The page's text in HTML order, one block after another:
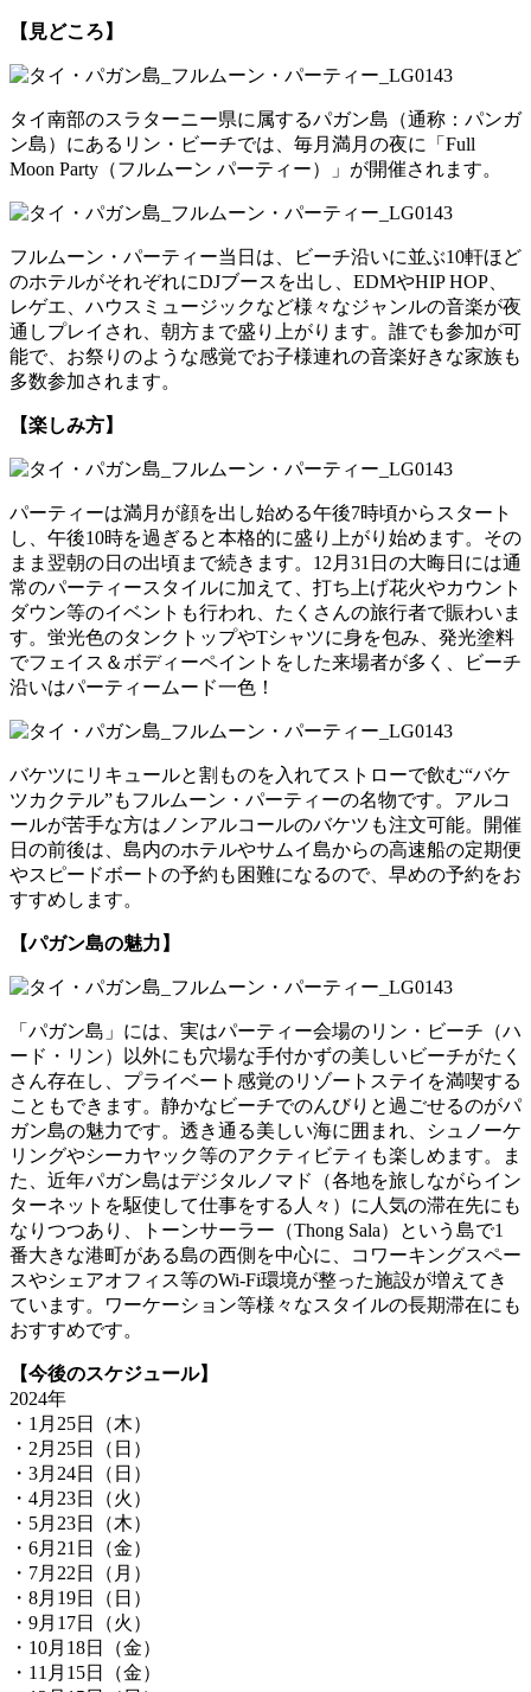
【見どころ】
タイ南部のスラターニー県に属するパガン島（通称：パンガ
ン島）にあるリン・ビーチでは、毎月満月の夜に「Full
Moon Party（フルムーン パーティー）」が開催されます。
フルムーン・パーティー当日は、ビーチ沿いに並ぶ10軒ほど
のホテルがそれぞれにDJブースを出し、EDMやHIP HOP、
レゲエ、ハウスミュージックなど様々なジャンルの音楽が夜
通しプレイされ、朝方まで盛り上がります。誰でも参加が可
能で、お祭りのような感覚でお子様連れの音楽好きな家族も
多数参加されます。
【楽しみ方】
パーティーは満月が顔を出し始める午後7時頃からスタート
し、午後10時を過ぎると本格的に盛り上がり始めます。その
まま翌朝の日の出頃まで続きます。12月31日の大晦日には通
常のパーティースタイルに加えて、打ち上げ花火やカウント
ダウン等のイベントも行われ、たくさんの旅行者で賑わいま
す。蛍光色のタンクトップやTシャツに身を包み、発光塗料
でフェイス＆ボディーペイントをした来場者が多く、ビーチ
沿いはパーティームード一色！
バケツにリキュールと割ものを入れてストローで飲む“バケ
ツカクテル”もフルムーン・パーティーの名物です。アルコ
ールが苦手な方はノンアルコールのバケツも注文可能。開催
日の前後は、島内のホテルやサムイ島からの高速船の定期便
やスピードボートの予約も困難になるので、早めの予約をお
すすめします。
【パガン島の魅力】
「パガン島」には、実はパーティー会場のリン・ビーチ（ハ
ード・リン）以外にも穴場な手付かずの美しいビーチがたく
さん存在し、プライベート感覚のリゾートステイを満喫する
こともできます。静かなビーチでのんびりと過ごせるのがパ
ガン島の魅力です。透き通る美しい海に囲まれ、シュノーケ
リングやシーカヤック等のアクティビティも楽しめます。ま
た、近年パガン島はデジタルノマド（各地を旅しながらイン
ターネットを駆使して仕事をする人々）に人気の滞在先にも
なりつつあり、トーンサーラー（Thong Sala）という島で1
番大きな港町がある島の西側を中心に、コワーキングスペー
スやシェアオフィス等のWi-Fi環境が整った施設が増えてき
ています。ワーケーション等様々なスタイルの長期滞在にも
おすすめです。
【今後のスケジュール】
2024年
・1月25日（木）
・2月25日（日）
・3月24日（日）
・4月23日（火）
・5月23日（木）
・6月21日（金）
・7月22日（月）
・8月19日（日）
・9月17日（火）
・10月18日（金）
・11月15日（金）